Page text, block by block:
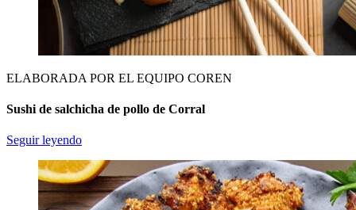
ELABORADA POR EL EQUIPO COREN
Sushi de salchicha de pollo de Corral
Seguir leyendo